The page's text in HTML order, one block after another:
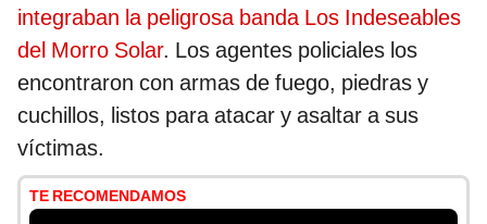
integraban la peligrosa banda Los Indeseables
del Morro Solar. Los agentes policiales los
encontraron con armas de fuego, piedras y
cuchillos, listos para atacar y asaltar a sus
víctimas.
TE RECOMENDAMOS